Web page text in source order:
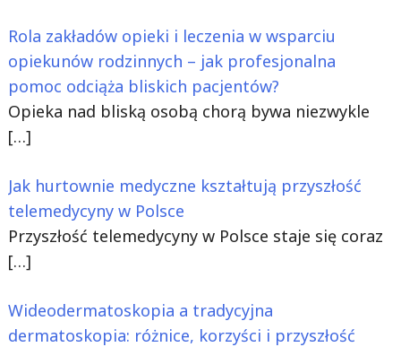
Rola zakładów opieki i leczenia w wsparciu
opiekunów rodzinnych – jak profesjonalna
pomoc odciąża bliskich pacjentów?
Opieka nad bliską osobą chorą bywa niezwykle
[…]
Jak hurtownie medyczne kształtują przyszłość
telemedycyny w Polsce
Przyszłość telemedycyny w Polsce staje się coraz
[…]
Wideodermatoskopia a tradycyjna
dermatoskopia: różnice, korzyści i przyszłość